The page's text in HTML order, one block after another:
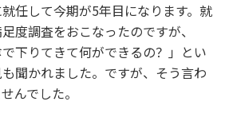
任して今期が5年目になります。就
度調査をおこなったのですが、
で下りてきて何ができるの？」とい
聞かれました。ですが、そう言わ
んでした。